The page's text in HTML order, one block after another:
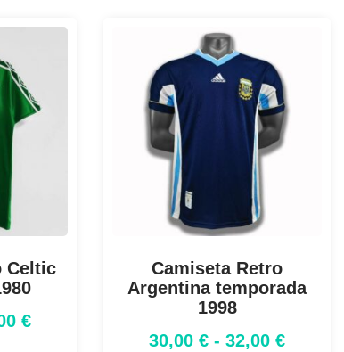
Celtic
€
Camiseta Retro
Argentina temporada
1998
30,00 € - 32,00 €